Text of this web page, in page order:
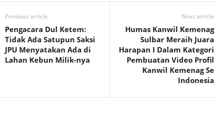
Previous article
Pengacara Dul Ketem:
Tidak Ada Satupun Saksi
JPU Menyatakan Ada di
Lahan Kebun Milik-nya
Next article
Humas Kanwil Kemenag
Sulbar Meraih Juara
Harapan I Dalam Kategori
Pembuatan Video Profil
Kanwil Kemenag Se
Indonesia